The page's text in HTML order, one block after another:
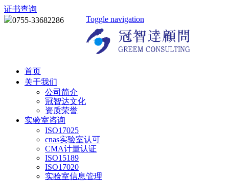
证书查询
0755-33682286
Toggle navigation
首页
关于我们
公司简介
冠智达文化
资质荣誉
实验室咨询
ISO17025
cnas实验室认可
CMA计量认证
ISO15189
ISO17020
实验室信息管理